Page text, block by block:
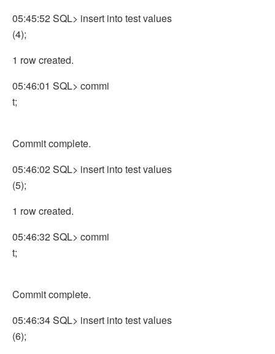
05:45:52 SQL> insert into test values
(4);
1 row created.
05:46:01 SQL> commi
t;
Commit complete.
05:46:02 SQL> insert into test values
(5);
1 row created.
05:46:32 SQL> commi
t;
Commit complete.
05:46:34 SQL> insert into test values
(6);